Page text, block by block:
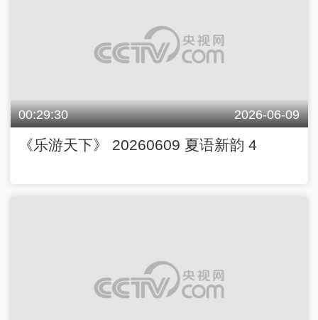
00:29:30 2026-06-09
《乐游天下》 20260609 夏语新韵 4